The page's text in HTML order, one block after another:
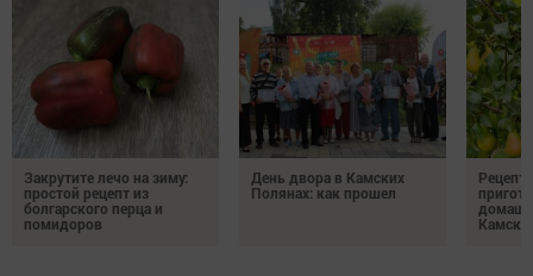
Закрутите лечо на зиму:
простой рецепт из
болгарского перца и
помидоров
День двора в Камских
Полянах: как прошел